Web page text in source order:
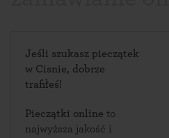
Jeśli szukasz pieczątek
w Cisnie, dobrze
trafiłeś!
Pieczątki online to
najwyższa jakość i